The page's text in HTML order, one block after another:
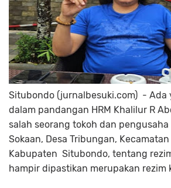
Situbondo (jurnalbesuki.com) - Ada
dalam pandangan HRM Khalilur R
salah seorang tokoh dan
Sokaan, Desa Tribungan,
Kabupaten Situbondo, tentang
hampir dipastikan merupakan rezim